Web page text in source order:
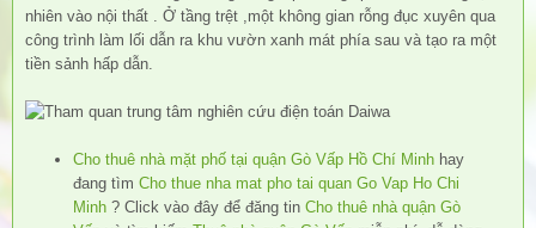
nhiên vào nội thất . Ở tầng trệt ,một không gian rỗng đục xuyên qua
công trình làm lối dẫn ra khu vườn xanh mát phía sau và tạo ra một
tiền sảnh hấp dẫn.
Cho thuê nhà mặt phố tại quận Gò Vấp Hồ Chí Minh hay
đang tìm Cho thue nha mat pho tai quan Go Vap Ho Chi
Minh ? Click vào đây để đăng tin Cho thuê nhà quận Gò